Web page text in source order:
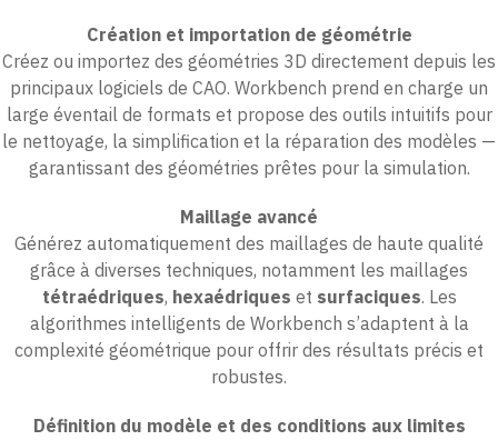
Création et importation de géométrie
Créez ou importez des géométries 3D directement depuis les
principaux logiciels de CAO. Workbench prend en charge un
large éventail de formats et propose des outils intuitifs pour
le nettoyage, la simplification et la réparation des modèles —
garantissant des géométries prêtes pour la simulation.
Maillage avancé
Générez automatiquement des maillages de haute qualité
grâce à diverses techniques, notamment les maillages
tétraédriques, hexaédriques et surfaciques. Les
algorithmes intelligents de Workbench s’adaptent à la
complexité géométrique pour offrir des résultats précis et
robustes.
Définition du modèle et des conditions aux limites